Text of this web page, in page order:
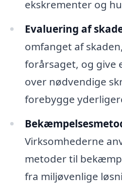
ekskrementer og
Evaluering af
omfanget af
forårsaget, og give
over nødvendige
forebygge
Virksomhederne
metoder til
fra miljøvenlige